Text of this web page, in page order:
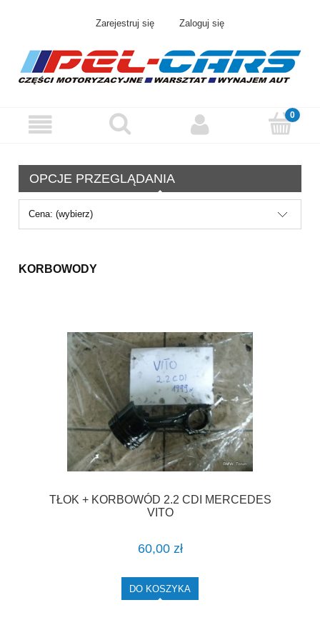
Zarejestruj się Zaloguj się
OPCJE PRZEGLĄDANIA
Cena: (wybierz)
KORBOWODY
TŁOK + KORBOWÓD 2.2 CDI MERCEDES
VITO
60,00 zł
DO KOSZYKA